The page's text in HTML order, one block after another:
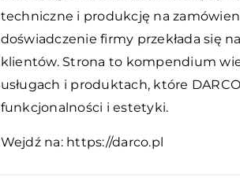
techniczne i produkcję na
doświadczenie firmy przekłada się
klientów. Strona to kompendium
usługach i produktach, które
funkcjonalności i estetyki.
Wejdź na: https://darco.pl